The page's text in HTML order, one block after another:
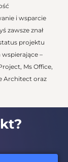
i wsparcie
zawsze znał
projektu
wspierające –
Ms Office,
Architect oraz